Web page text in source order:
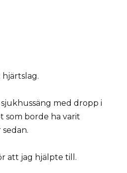
med dropp i
som borde ha varit
att jag hjälpte till.